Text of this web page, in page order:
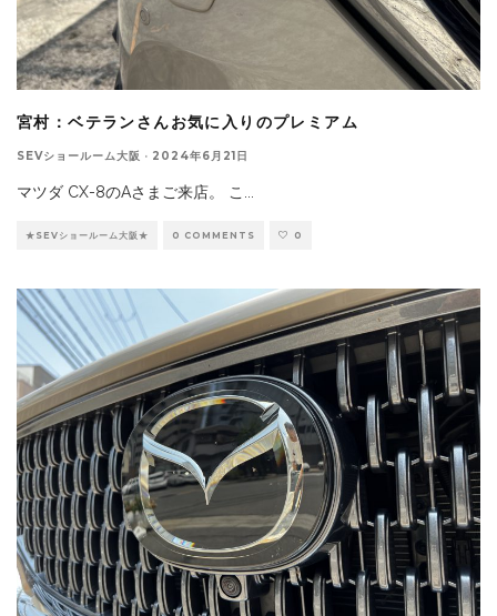
宮村：ベテランさんお気に入りのプレミアム
SEVショールーム大阪 · 2024年6月21日
マツダ CX-8のAさまご来店。 こ
★SEVショールーム大阪★ 0 COMMENTS 0